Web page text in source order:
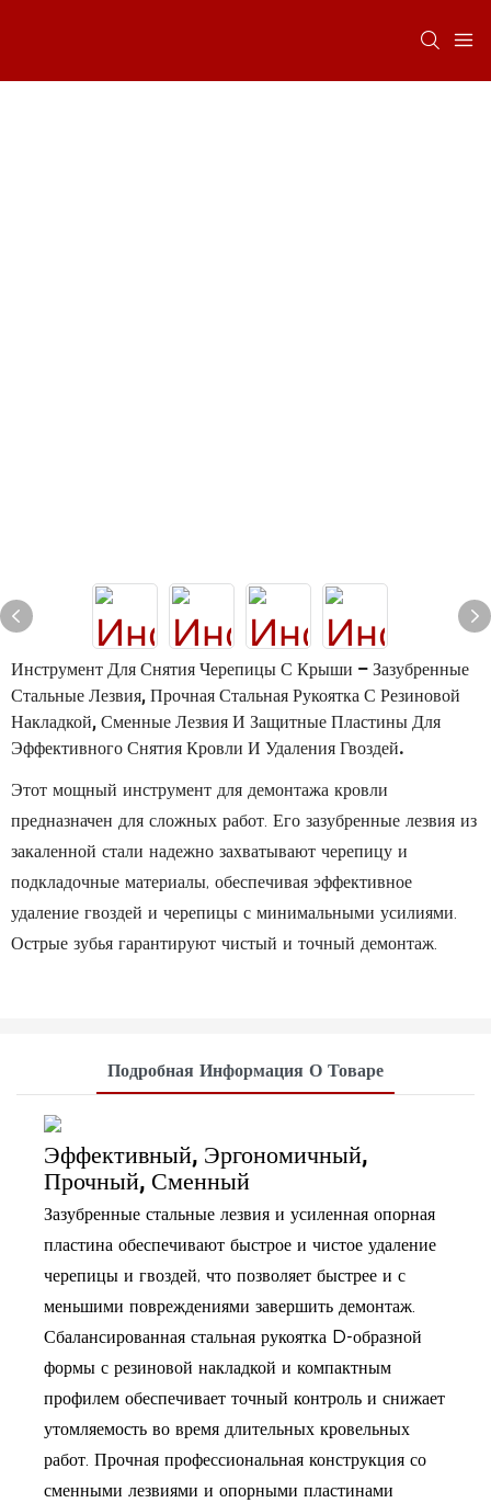
Инструмент Для Снятия Черепицы С Крыши – Зазубренные
Стальные Лезвия, Прочная Стальная Рукоятка С Резиновой
Накладкой, Сменные Лезвия И Защитные Пластины Для
Эффективного Снятия Кровли И Удаления Гвоздей.
Этот мощный инструмент для демонтажа кровли
предназначен для сложных работ. Его зазубренные лезвия из
закаленной стали надежно захватывают черепицу и
подкладочные материалы, обеспечивая эффективное
удаление гвоздей и черепицы с минимальными усилиями.
Острые зубья гарантируют чистый и точный демонтаж.
Подробная Информация О Товаре
Эффективный, Эргономичный,
Прочный, Сменный
Зазубренные стальные лезвия и усиленная опорная
пластина обеспечивают быстрое и чистое удаление
черепицы и гвоздей, что позволяет быстрее и с
меньшими повреждениями завершить демонтаж.
Сбалансированная стальная рукоятка D-образной
формы с резиновой накладкой и компактным
профилем обеспечивает точный контроль и снижает
утомляемость во время длительных кровельных
работ. Прочная профессиональная конструкция со
сменными лезвиями и опорными пластинами